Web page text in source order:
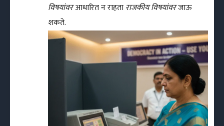
विषयांवरआधारित न राहता राजकीय विषयांवरजाऊ
शकते.